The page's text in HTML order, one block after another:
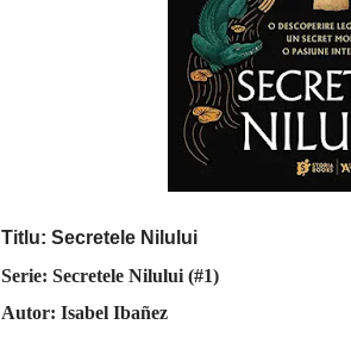
Titlu: Secretele Nilului
Serie: Secretele Nilului (#1)
Autor: Isabel Ibañez